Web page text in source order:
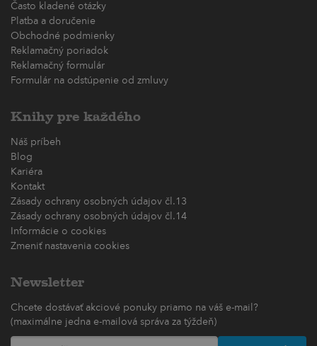
Často kladené otázky
Platba a doručenie
Obchodné podmienky
Reklamačný poriadok
Reklamačný formulár
Formulár na odstúpenie od zmluvy
Knihy pre každého
Náš príbeh
Blog
Kariéra
Kontakt
Zásady ochrany osobných údajov čl.13
Zásady ochrany osobných údajov čl.14
Informácie o cookies
Zmeniť nastavenia cookies
Newsletter
Chcete dostávať akciové ponuky priamo na váš e-mail?
(maximálne jedna e-mailová správa za týždeň)